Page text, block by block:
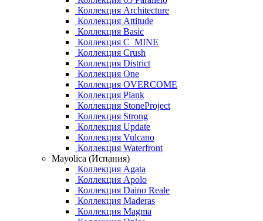
Коллекция Architecture
Коллекция Attitude
Коллекция Basic
Коллекция C_MINE
Коллекция Crush
Коллекция District
Коллекция One
Коллекция OVERCOME
Коллекция Plank
Коллекция StoneProject
Коллекция Strong
Коллекция Update
Коллекция Vulcano
Коллекция Waterfront
Mayolica (Испания)
Коллекция Agata
Коллекция Apolo
Коллекция Daino Reale
Коллекция Maderas
Коллекция Magma